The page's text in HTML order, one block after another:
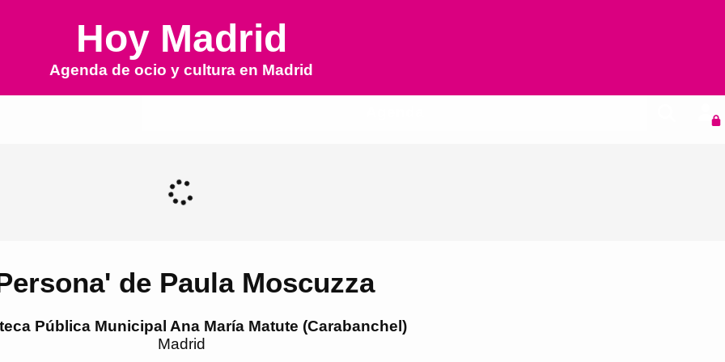
Hoy Madrid
Agenda de ocio y cultura en Madrid
de Paula Moscuzza
Pública Municipal Ana María Matute (Carabanchel)
Madrid